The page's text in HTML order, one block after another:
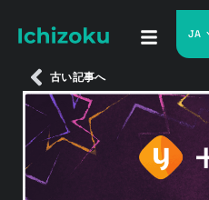
JA
古い記事へ